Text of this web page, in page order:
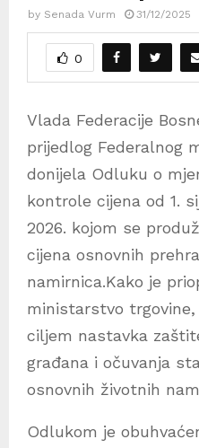
by Senada Vurm 31/12/2025
0
Vlada Federacije
prijedlog Federalnog
donijela Odluku o
kontrole cijena od 1.
2026. kojom se
cijena osnovnih
namirnica.Kako je
ministarstvo
ciljem nastavka
građana i očuvanja
osnovnih životnih
Odlukom je